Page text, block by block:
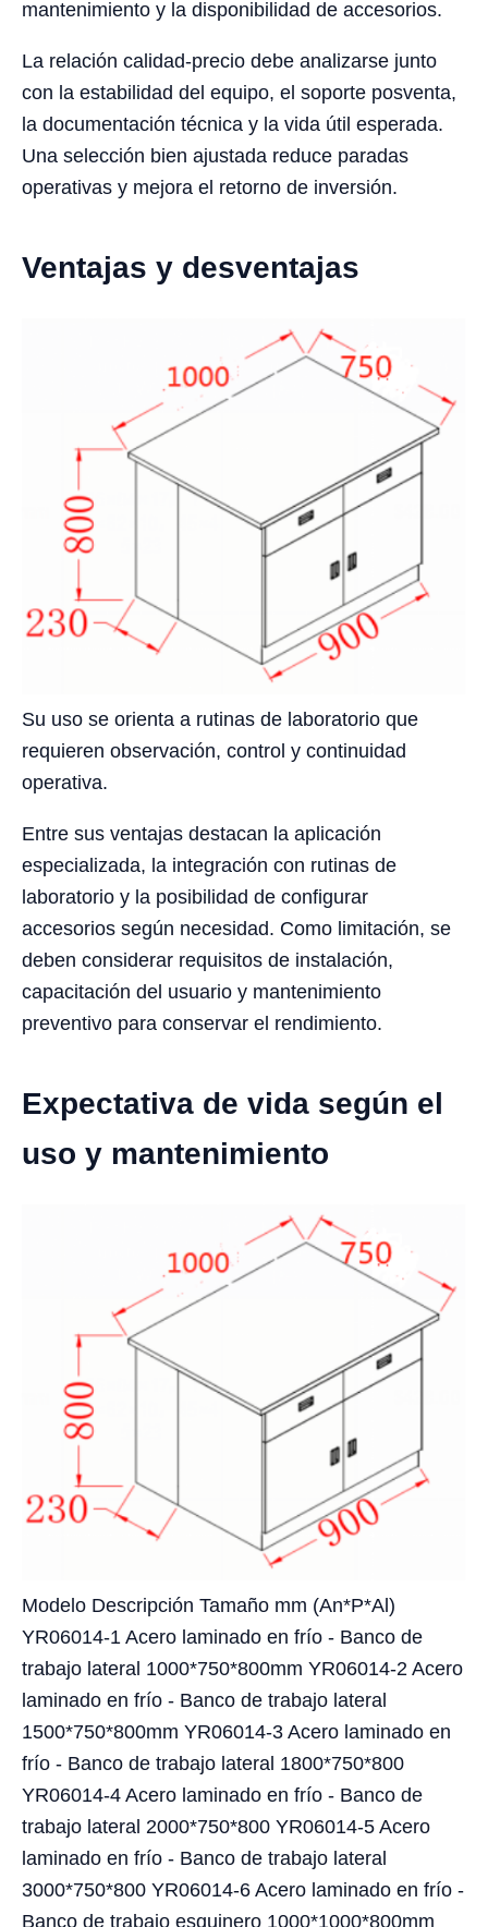
mantenimiento y la disponibilidad de accesorios.
La relación calidad-precio debe analizarse junto
con la estabilidad del equipo, el soporte posventa,
la documentación técnica y la vida útil esperada.
Una selección bien ajustada reduce paradas
operativas y mejora el retorno de inversión.
Ventajas y desventajas
Su uso se orienta a rutinas de laboratorio que
requieren observación, control y continuidad
operativa.
Entre sus ventajas destacan la aplicación
especializada, la integración con rutinas de
laboratorio y la posibilidad de configurar
accesorios según necesidad. Como limitación, se
deben considerar requisitos de instalación,
capacitación del usuario y mantenimiento
preventivo para conservar el rendimiento.
Expectativa de vida según el
uso y mantenimiento
Modelo Descripción Tamaño mm (An*P*Al)
YR06014-1 Acero laminado en frío - Banco de
trabajo lateral 1000*750*800mm YR06014-2 Acero
laminado en frío - Banco de trabajo lateral
1500*750*800mm YR06014-3 Acero laminado en
frío - Banco de trabajo lateral 1800*750*800
YR06014-4 Acero laminado en frío - Banco de
trabajo lateral 2000*750*800 YR06014-5 Acero
laminado en frío - Banco de trabajo lateral
3000*750*800 YR06014-6 Acero laminado en frío -
Banco de trabajo esquinero 1000*1000*800mm